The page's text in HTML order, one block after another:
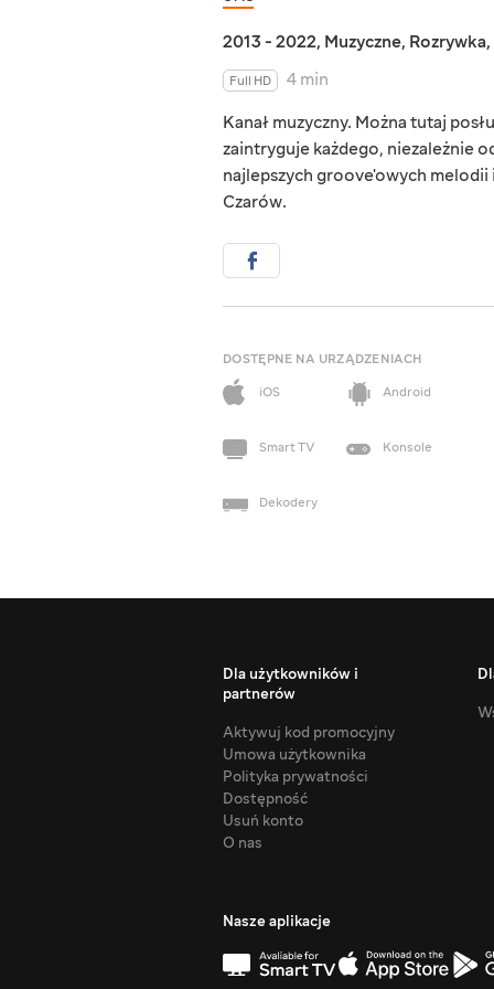
2013 - 2022, Muzyczne, Rozrywka,
Full HD
4 min
Kanał muzyczny. Można tutaj
zaintryguje każdego, niezależnie
najlepszych groove'owych melodii
Czarów.
DOSTĘPNE NA URZĄDZENIACH
iOS
Android
Smart TV Konsole
Dekodery
Dla użytkowników i
partnerów
Aktywuj kod promocyjny
Umowa użytkownika
Polityka prywatności
Dostępność
Usuń konto
O nas
Nasze aplikacje